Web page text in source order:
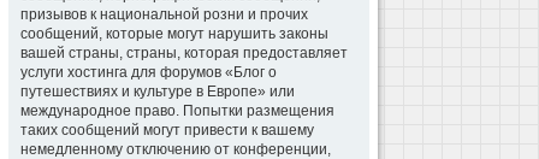
призывов к национальной розни и прочих
сообщений, которые могут нарушить законы
вашей страны, страны, которая предоставляет
услуги хостинга для форумов «Блог о
путешествиях и культуре в Европе» или
международное право. Попытки размещения
таких сообщений могут привести к вашему
немедленному отключению от конференции,